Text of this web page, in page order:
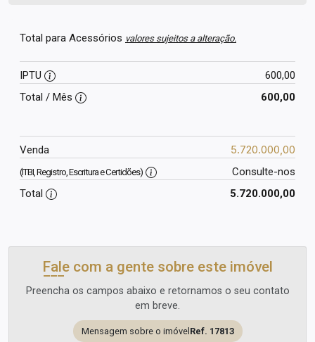
Total para Acessórios valores sujeitos a alteração.
IPTU
600,00
Total / Mês
600,00
Venda 5.720.000,00
(ITBI, Registro, Escritura e Certidões)
Consulte-nos
Total
5.720.000,00
Fale com a gente sobre este imóvel
Preencha os campos abaixo e retornamos o seu contato
em breve.
Mensagem sobre o imóvelRef. 17813